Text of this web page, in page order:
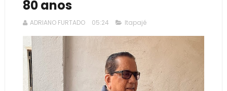
80 anos
ADRIANO FURTADO 05:24 Itapajé